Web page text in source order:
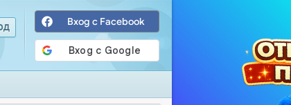
Вход с Facebook